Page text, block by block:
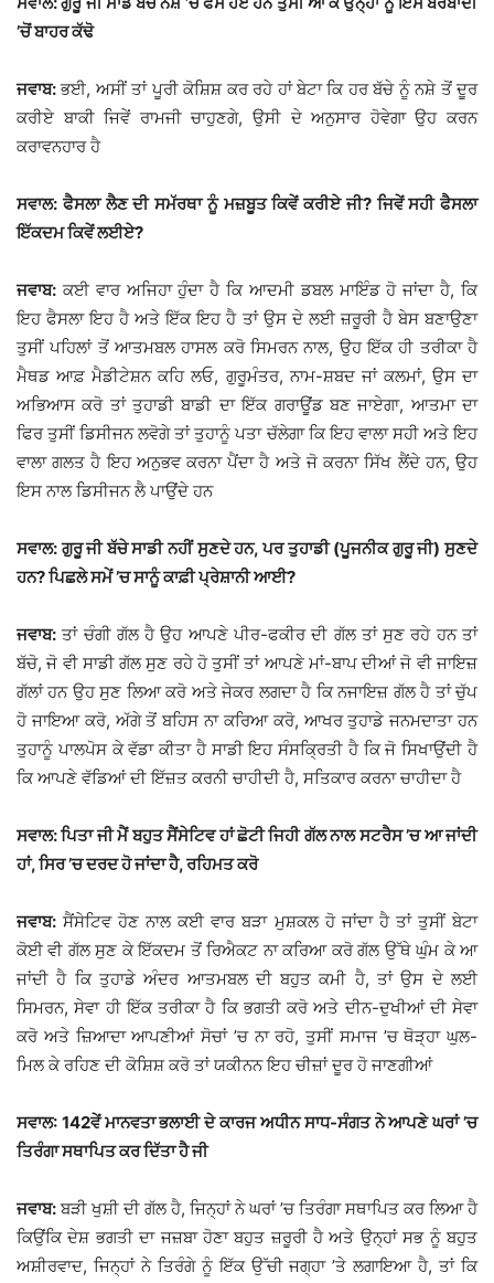
’ਚੋਂ ਬਾਹਰ ਕੱਢੋ
ਜਵਾਬ: ਭਈ, ਅਸੀਂ ਤਾਂ ਪੂਰੀ ਕੋਸ਼ਿਸ਼ ਕਰ ਰਹੇ ਹਾਂ ਬੇਟਾ ਕਿ ਹਰ ਬੱਚੇ ਨੂੰ ਨਸ਼ੇ ਤੋਂ ਦੂਰ
ਕਰੀਏ ਬਾਕੀ ਜਿਵੇਂ ਰਾਮਜੀ ਚਾਹੁਣਗੇ, ਉਸੀ ਦੇ ਅਨੁਸਾਰ ਹੋਵੇਗਾ ਉਹ ਕਰਨ
ਕਰਾਵਨਹਾਰ ਹੈ
ਸਵਾਲ: ਫੈਸਲਾ ਲੈਣ ਦੀ ਸਮੱਰਥਾ ਨੂੰ ਮਜ਼ਬੂਤ ਕਿਵੇਂ ਕਰੀਏ ਜੀ? ਜਿਵੇਂ ਸਹੀ ਫੈਸਲਾ
ਇੱਕਦਮ ਕਿਵੇਂ ਲਈਏ?
ਜਵਾਬ: ਕਈ ਵਾਰ ਅਜਿਹਾ ਹੁੰਦਾ ਹੈ ਕਿ ਆਦਮੀ ਡਬਲ ਮਾਇੰਡ ਹੋ ਜਾਂਦਾ ਹੈ, ਕਿ
ਇਹ ਫੈਸਲਾ ਇਹ ਹੈ ਅਤੇ ਇੱਕ ਇਹ ਹੈ ਤਾਂ ਉਸ ਦੇ ਲਈ ਜ਼ਰੂਰੀ ਹੈ ਬੇਸ ਬਣਾਉਣਾ
ਤੁਸੀਂ ਪਹਿਲਾਂ ਤੋਂ ਆਤਮਬਲ ਹਾਸਲ ਕਰੋ ਸਿਮਰਨ ਨਾਲ, ਉਹ ਇੱਕ ਹੀ ਤਰੀਕਾ ਹੈ
ਮੈਥਡ ਆਫ਼ ਮੈਡੀਟੇਸ਼ਨ ਕਹਿ ਲਓ, ਗੁਰੂਮੰਤਰ, ਨਾਮ-ਸ਼ਬਦ ਜਾਂ ਕਲਮਾਂ, ਉਸ ਦਾ
ਅਭਿਆਸ ਕਰੋ ਤਾਂ ਤੁਹਾਡੀ ਬਾਡੀ ਦਾ ਇੱਕ ਗਰਾਊਂਡ ਬਣ ਜਾਏਗਾ, ਆਤਮਾ ਦਾ
ਫਿਰ ਤੁਸੀਂ ਡਿਸੀਜਨ ਲਵੋਗੇ ਤਾਂ ਤੁਹਾਨੂੰ ਪਤਾ ਚੱਲੇਗਾ ਕਿ ਇਹ ਵਾਲਾ ਸਹੀ ਅਤੇ ਇਹ
ਵਾਲਾ ਗਲਤ ਹੈ ਇਹ ਅਨੁਭਵ ਕਰਨਾ ਪੈਂਦਾ ਹੈ ਅਤੇ ਜੋ ਕਰਨਾ ਸਿੱਖ ਲੈਂਦੇ ਹਨ, ਉਹ
ਇਸ ਨਾਲ ਡਿਸੀਜਨ ਲੈ ਪਾਉਂਦੇ ਹਨ
ਸਵਾਲ: ਗੁਰੂ ਜੀ ਬੱਚੇ ਸਾਡੀ ਨਹੀਂ ਸੁਣਦੇ ਹਨ, ਪਰ ਤੁਹਾਡੀ (ਪੂਜਨੀਕ ਗੁਰੂ ਜੀ) ਸੁਣਦੇ
ਹਨ? ਪਿਛਲੇ ਸਮੇਂ ’ਚ ਸਾਨੂੰ ਕਾਫ਼ੀ ਪ੍ਰੇਸ਼ਾਨੀ ਆਈ?
ਜਵਾਬ: ਤਾਂ ਚੰਗੀ ਗੱਲ ਹੈ ਉਹ ਆਪਣੇ ਪੀਰ-ਫਕੀਰ ਦੀ ਗੱਲ ਤਾਂ ਸੁਣ ਰਹੇ ਹਨ ਤਾਂ
ਬੱਚੋ, ਜੋ ਵੀ ਸਾਡੀ ਗੱਲ ਸੁਣ ਰਹੇ ਹੋ ਤੁਸੀਂ ਤਾਂ ਆਪਣੇ ਮਾਂ-ਬਾਪ ਦੀਆਂ ਜੋ ਵੀ ਜਾਇਜ਼
ਗੱਲਾਂ ਹਨ ਉਹ ਸੁਣ ਲਿਆ ਕਰੋ ਅਤੇ ਜੇਕਰ ਲਗਦਾ ਹੈ ਕਿ ਨਜਾਇਜ਼ ਗੱਲ ਹੈ ਤਾਂ ਚੁੱਪ
ਹੋ ਜਾਇਆ ਕਰੋ, ਅੱਗੇ ਤੋਂ ਬਹਿਸ ਨਾ ਕਰਿਆ ਕਰੋ, ਆਖਰ ਤੁਹਾਡੇ ਜਨਮਦਾਤਾ ਹਨ
ਤੁਹਾਨੂੰ ਪਾਲਪੋਸ ਕੇ ਵੱਡਾ ਕੀਤਾ ਹੈ ਸਾਡੀ ਇਹ ਸੰਸਕ੍ਰਿਤੀ ਹੈ ਕਿ ਜੋ ਸਿਖਾਉਂਦੀ ਹੈ
ਕਿ ਆਪਣੇ ਵੱਡਿਆਂ ਦੀ ਇੱਜ਼ਤ ਕਰਨੀ ਚਾਹੀਦੀ ਹੈ, ਸਤਿਕਾਰ ਕਰਨਾ ਚਾਹੀਦਾ ਹੈ
ਸਵਾਲ: ਪਿਤਾ ਜੀ ਮੈਂ ਬਹੁਤ ਸੈਂਸੇਟਿਵ ਹਾਂ ਛੋਟੀ ਜਿਹੀ ਗੱਲ ਨਾਲ ਸਟਰੈਸ ’ਚ ਆ ਜਾਂਦੀ
ਹਾਂ, ਸਿਰ ’ਚ ਦਰਦ ਹੋ ਜਾਂਦਾ ਹੈ, ਰਹਿਮਤ ਕਰੋ
ਜਵਾਬ: ਸੈਂਸੇਟਿਵ ਹੋਣ ਨਾਲ ਕਈ ਵਾਰ ਬੜਾ ਮੁਸ਼ਕਲ ਹੋ ਜਾਂਦਾ ਹੈ ਤਾਂ ਤੁਸੀਂ ਬੇਟਾ
ਕੋਈ ਵੀ ਗੱਲ ਸੁਣ ਕੇ ਇੱਕਦਮ ਤੋਂ ਰਿਐਕਟ ਨਾ ਕਰਿਆ ਕਰੋ ਗੱਲ ਉੱਥੇ ਘੁੰਮ ਕੇ ਆ
ਜਾਂਦੀ ਹੈ ਕਿ ਤੁਹਾਡੇ ਅੰਦਰ ਆਤਮਬਲ ਦੀ ਬਹੁਤ ਕਮੀ ਹੈ, ਤਾਂ ਉਸ ਦੇ ਲਈ
ਸਿਮਰਨ, ਸੇਵਾ ਹੀ ਇੱਕ ਤਰੀਕਾ ਹੈ ਕਿ ਭਗਤੀ ਕਰੋ ਅਤੇ ਦੀਨ-ਦੁਖੀਆਂ ਦੀ ਸੇਵਾ
ਕਰੋ ਅਤੇ ਜ਼ਿਆਦਾ ਆਪਣੀਆਂ ਸੋਚਾਂ ’ਚ ਨਾ ਰਹੋ, ਤੁਸੀਂ ਸਮਾਜ ’ਚ ਥੋੜ੍ਹਾ ਘੁਲ-
ਮਿਲ ਕੇ ਰਹਿਣ ਦੀ ਕੋਸ਼ਿਸ਼ ਕਰੋ ਤਾਂ ਯਕੀਨਨ ਇਹ ਚੀਜ਼ਾਂ ਦੂਰ ਹੋ ਜਾਣਗੀਆਂ
ਸਵਾਲ: 142ਵੇਂ ਮਾਨਵਤਾ ਭਲਾਈ ਦੇ ਕਾਰਜ ਅਧੀਨ ਸਾਧ-ਸੰਗਤ ਨੇ ਆਪਣੇ ਘਰਾਂ ’ਚ
ਤਿਰੰਗਾ ਸਥਾਪਿਤ ਕਰ ਦਿੱਤਾ ਹੈ ਜੀ
ਜਵਾਬ: ਬੜੀ ਖੁਸ਼ੀ ਦੀ ਗੱਲ ਹੈ, ਜਿਨ੍ਹਾਂ ਨੇ ਘਰਾਂ ’ਚ ਤਿਰੰਗਾ ਸਥਾਪਿਤ ਕਰ ਲਿਆ ਹੈ
ਕਿਉਂਕਿ ਦੇਸ਼ ਭਗਤੀ ਦਾ ਜਜ਼ਬਾ ਹੋਣਾ ਬਹੁਤ ਜ਼ਰੂਰੀ ਹੈ ਅਤੇ ਉਨ੍ਹਾਂ ਸਭ ਨੂੰ ਬਹੁਤ
ਅਸ਼ੀਰਵਾਦ, ਜਿਨ੍ਹਾਂ ਨੇ ਤਿਰੰਗੇ ਨੂੰ ਇੱਕ ਉੱਚੀ ਜਗ੍ਹਾ ’ਤੇ ਲਗਾਇਆ ਹੈ, ਤਾਂ ਕਿ